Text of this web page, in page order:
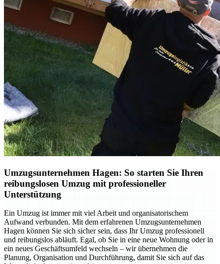
Umzugsunternehmen Hagen: So starten Sie Ihren
reibungslosen Umzug mit professioneller
Unterstützung
Ein Umzug ist immer mit viel Arbeit und organisatorischem
Aufwand verbunden. Mit dem erfahrenen Umzugsunternehmen
Hagen können Sie sich sicher sein, dass Ihr Umzug professionell
und reibungslos abläuft. Egal, ob Sie in eine neue Wohnung oder in
ein neues Geschäftsumfeld wechseln – wir übernehmen die
Planung, Organisation und Durchführung, damit Sie sich auf das